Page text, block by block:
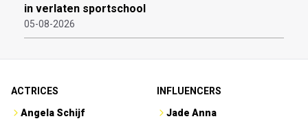
in verlaten sportschool
05-08-2026
ACTRICES
Angela Schijf
INFLUENCERS
Jade Anna